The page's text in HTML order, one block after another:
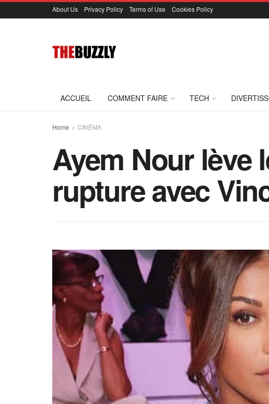
About Us Privacy Policy Terms of Use Cookies Policy
ACCUEIL COMMENT FAIRE TECH
Home CINÉMA
Ayem Nour lève
rupture avec